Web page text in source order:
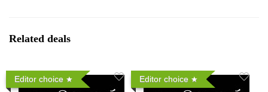
Related deals
Editor choice Editor choice